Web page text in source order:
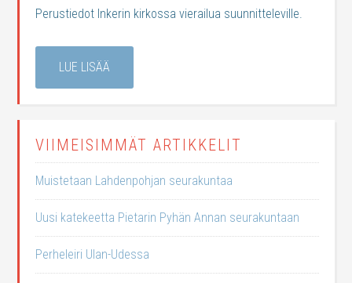
Perustiedot Inkerin kirkossa vierailua suunnitteleville.
LUE LISÄÄ
VIIMEISIMMÄT ARTIKKELIT
Muistetaan Lahdenpohjan seurakuntaa
Uusi katekeetta Pietarin Pyhän Annan seurakuntaan
Perheleiri Ulan-Udessa